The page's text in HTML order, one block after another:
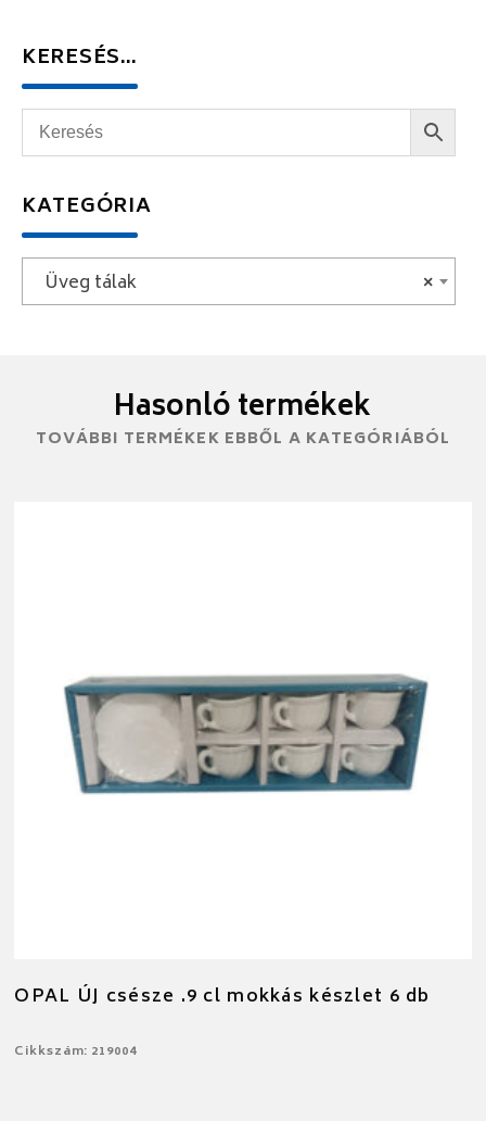
KERESÉS…
KATEGÓRIA
×
Üveg tálak
Hasonló termékek
TOVÁBBI TERMÉKEK EBBŐL A KATEGÓRIÁBÓL
OPAL ÚJ csésze .9 cl mokkás készlet 6 db
Cikkszám: 219004